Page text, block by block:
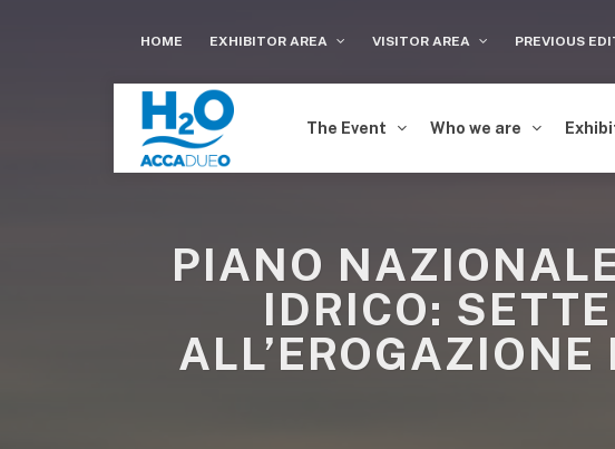
HOME EXHIBITOR AREA VISITOR AREA PREVIOUS
The Event Who we are
PIANO
IDRICO: